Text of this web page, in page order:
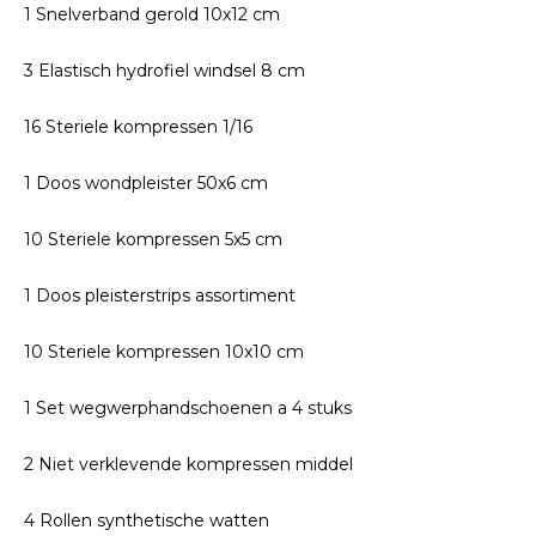
1 Snelverband gerold 10x12 cm
3 Elastisch hydrofiel windsel 8 cm
16 Steriele kompressen 1/16
1 Doos wondpleister 50x6 cm
10 Steriele kompressen 5x5 cm
1 Doos pleisterstrips assortiment
10 Steriele kompressen 10x10 cm
1 Set wegwerphandschoenen a 4 stuks
2 Niet verklevende kompressen middel
4 Rollen synthetische watten